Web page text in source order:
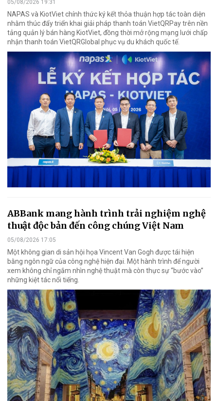
05/08/2026 19:31
NAPAS và KiotViet chính thức ký kết thỏa thuận hợp tác toàn diện
nhằm thúc đẩy triển khai giải pháp thanh toán VietQRPay trên nền
tảng quản lý bán hàng KiotViet, đồng thời mở rộng mạng lưới chấp
nhận thanh toán VietQRGlobal phục vụ du khách quốc tế.
ABBank mang hành trình trải nghiệm nghệ
thuật độc bản đến công chúng Việt Nam
05/08/2026 17:05
Một không gian di sản hội họa Vincent Van Gogh được tái hiện
bằng ngôn ngữ của công nghệ hiện đại. Một hành trình để người
xem không chỉ ngắm nhìn nghệ thuật mà còn thực sự “bước vào”
những kiệt tác nổi tiếng.